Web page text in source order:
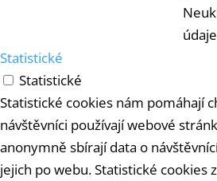
Statistické
Statistické
Statistické cookies nám pomáhají
návštěvníci používají webové
anonymně sbírají data o
jejich po webu. Statistické cookies